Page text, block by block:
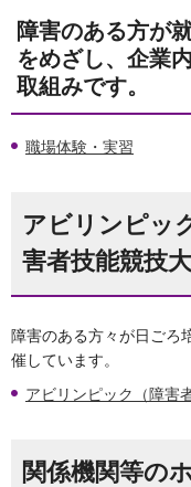
障害のある方が
をめざし、企業
取組みです。
職場体験・実習
アビリンピッ
害者技能競技大
障害のある方々が日ごろ
催しています。
アビリンピック（障害
関係機関等の